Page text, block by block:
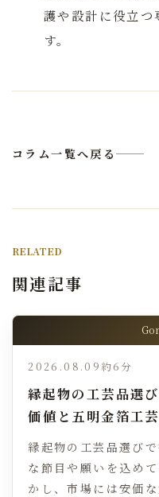
護や設計に役立つ
す。
コラム一覧へ戻る
RELATED
関連記事
2026.08.09 約6分
縁起物の工芸品選
価値と五明金箔工
縁起物の工芸品選び
な節目や願いを込め
かし、市場には安価